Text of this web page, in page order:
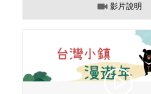
影片說明